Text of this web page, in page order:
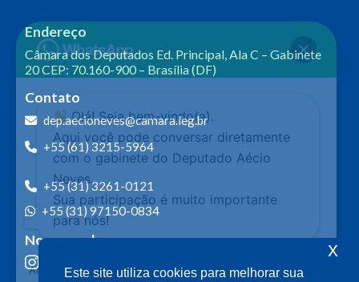
Endereço
Câmara dos Deputados Ed. Principal, Ala C – Gabinete
20CEP: 70.160-900 – Brasília (DF)
Contato
dep.aecioneves@camara.leg.br
+55 (61) 3215-5964
+55 (31) 3261-0121
+55 (31) 97150-0834
Nossas redes
Olá! Seja bem-vindo(a).
Aqui você pode conversar diretamente
com o gabinete do Deputado Aécio
Neves.
Sua participação é muito importante
para nós!
Ao clicar para iniciar o contato pelo WhatsApp, você
Este site utiliza cookies para melhorar sua
x